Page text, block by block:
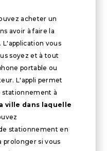
acheter un
avoir à faire la
vous
soyez et à tout
portable ou
L'appli permet
à
ville dans laquelle
stationnement en
prolonger si vous